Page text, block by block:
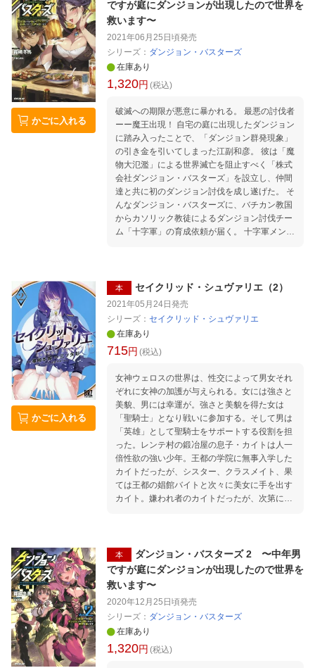
かごに入れる
ですが庭にダンジョンが出現したので世界を
救います〜
2021年06月25日頃発売
シリーズ： ダンジョン・バスターズ
在庫あり
1,320円 (税込)
破滅への期限が悪意に暴かれる。 最悪の討伐者
ーー魔王出現！ 自宅の庭に出現したダンジョン
に踏み入ったことで、「ダンジョン群発現象」
の引き金を引いてしまった江副和彦。 彼は「魔
物大氾濫」による世界滅亡を阻止すべく「株式
会社ダンジョン・バスターズ」を設立し、仲間
達と共に初のダンジョン討伐を成し遂げた。 そ
んなダンジョン・バスターズに、バチカン教国
からカソリック教徒によるダンジョン討伐チー
ム「十字軍」の育成依頼が届く。 十字軍メンバ
孤立を深め、大東亜人民共産国は反日政策を捨
てる決断を下す。 世界が大きく変わっていく
る暴動が発生。 それを引き起こしたのは、もう
一人の討伐者ーー「魔王ジョーカー」を名乗る
男だった……！ 圧倒的リアリティで贈るダンジ
かごに入れる
本 セイクリッド・シュヴァリエ（2）
2021年05月24日 発売
シリーズ： セイクリッド・シュヴァリエ
在庫あり
715円 (税込)
女神ウェロスの世界は、性交によって男女それ
ぞれに女神の加護が与えられる。女には強さと
美貌、男には幸運が。強さと美貌を得た女は
「聖騎士」となり戦いに参加する。そして男は
「英雄」として聖騎士をサポートする役割を担
った。レンテ村の鍛冶屋の息子・カイトは人一
倍性欲の強い少年。王都の学院に無事入学した
カイトだったが、シスター、クラスメイト、果
ては王都の娼館バイトと次々に美女に手を出す
カイト。嫌われ者のカイトだったが、次第に実
本
ダンジョン・バスターズ 2 〜中年男
ですが庭にダンジョンが出現したので世界を
救います〜
2020年12月25日頃発売
シリーズ： ダンジョン・バスターズ
在庫あり
1,320円 (税込)